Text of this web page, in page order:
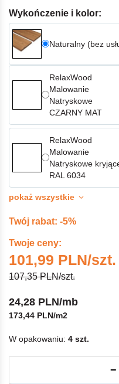
Wykończenie i kolor:
Naturalny (bez
RelaxWood
Malowanie
Natryskowe
CZARNY MAT
RelaxWood
Malowanie
Natryskowe
RAL 6034
pokaż wszystkie
Twój rabat: -5%
Twoje ceny:
101,99 PLN/szt.
107,35 PLN/szt.
24,28 PLN/mb
173,44 PLN/m2
W opakowaniu: 4 szt.
−